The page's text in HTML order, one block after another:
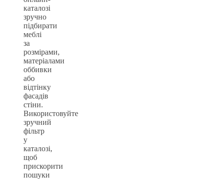
каталозі
зручно
підбирати
меблі
за
розмірами,
матеріалами
оббивки
або
відтінку
фасадів
стіни.
Використовуйте
зручний
фільтр
у
каталозі,
щоб
прискорити
пошуки